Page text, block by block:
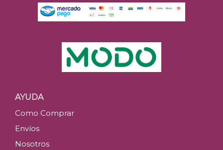
AYUDA
Como Comprar
Envíos
Nosotros